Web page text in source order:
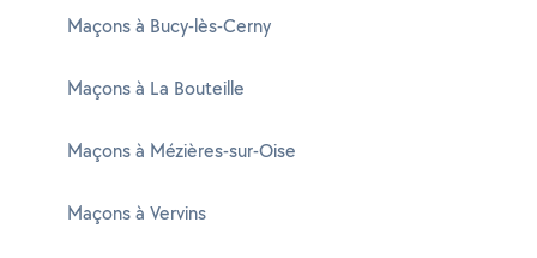
Maçons à Bucy-lès-Cerny
Maçons à La Bouteille
Maçons à Mézières-sur-Oise
Maçons à Vervins